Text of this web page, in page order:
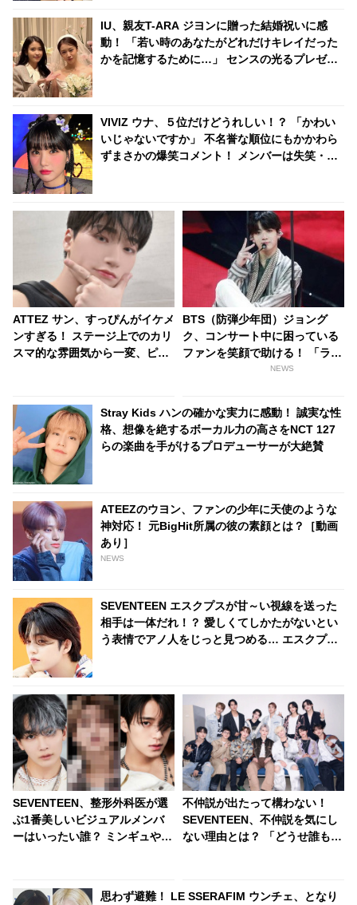
IU、親友T-ARA ジヨンに贈った結婚祝いに感
動！ 「若い時のあなたがどれだけキレイだった
かを記憶するために…」 センスの光るプレゼン
VIVIZ ウナ、５位だけどうれしい！？ 「かわい
いじゃないですか」 不名誉な順位にもかかわら
ずまさかの爆笑コメント！ メンバーは失笑・・
ATTEZ サン、すっぴんがイケメ
ンすぎる！ ステージ上でのカリ
スマ的な雰囲気から一変、ピュ
BTS（防弾少年団）ジョング
ク、コンサート中に困っている
ファンを笑顔で助ける！ 「ラッ
キーすぎる」とファン大興奮
NEWS
Stray Kids ハンの確かな実力に感動！ 誠実な性
格、想像を絶するボーカル力の高さをNCT 127
らの楽曲を手がけるプロデューサーが大絶賛
ATEEZのウヨン、ファンの少年に天使のような
神対応！ 元BigHit所属の彼の素顔とは？［動画
あり］
NEWS
SEVENTEEN エスクプスが甘～い視線を送った
相手は一体だれ！？ 愛しくてしかたがないとい
う表情でアノ人をじっと見つめる… エスクプス
SEVENTEEN、整形外科医が選
ぶ1番美しいビジュアルメンバ
ーはいったい誰？ ミンギュやジ
不仲説が出たって構わない！
SEVENTEEN、不仲説を気にし
ない理由とは？ 「どうせ誰も信
思わず避難！ LE SSERAFIM ウンチェ、となり